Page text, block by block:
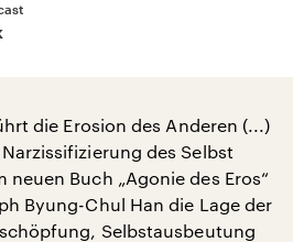
die Erosion des Anderen (...)
des Selbst
neuen Buch „Agonie des Eros“
Byung-Chul Han die Lage der
Selbstausbeutung